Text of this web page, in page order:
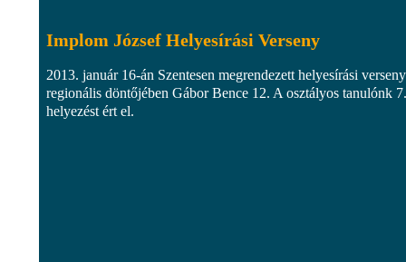
Implom József Helyesírási Verseny
2013. január 16-án Szentesen megrendezett helyesírási verseny
regionális döntőjében Gábor Bence 12. A osztályos tanulónk 7.
helyezést ért el.